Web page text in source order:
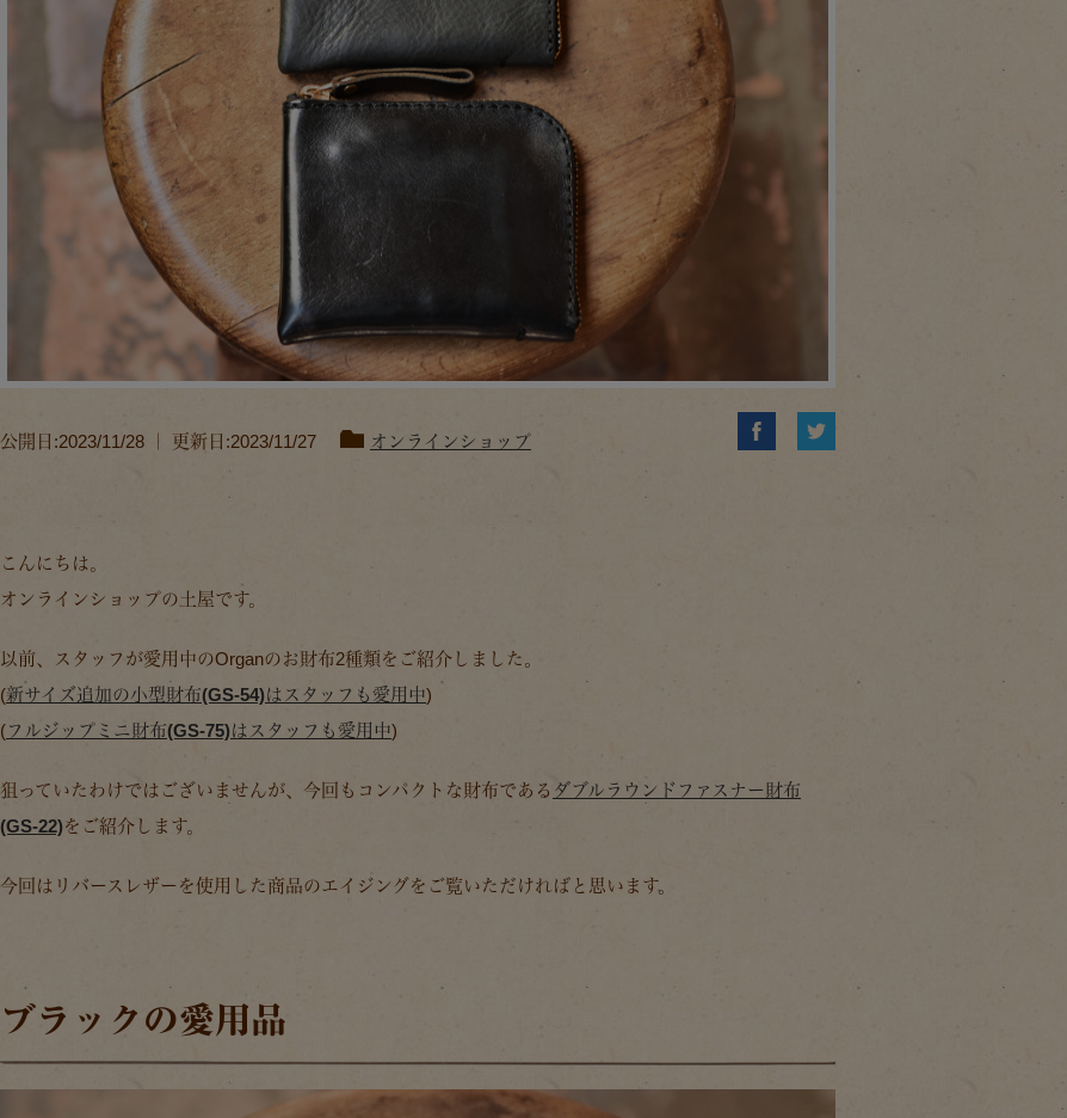
公開日:2023/11/28 ｜ 更新日:2023/11/27 オンラインショップ
こんにちは。
オンラインショップの土屋です。
以前、スタッフが愛用中のOrganのお財布2種類をご紹介しました。
(新サイズ追加の小型財布(GS-54)はスタッフも愛用中)
(フルジップミニ財布(GS-75)はスタッフも愛用中)
狙っていたわけではございませんが、今回もコンパクトな財布である ダブルラウンドファスナー財布
(GS-22)をご紹介します。
今回はリバースレザーを使用した商品のエイジングをご覧いただければと思います。
ブラックの愛用品